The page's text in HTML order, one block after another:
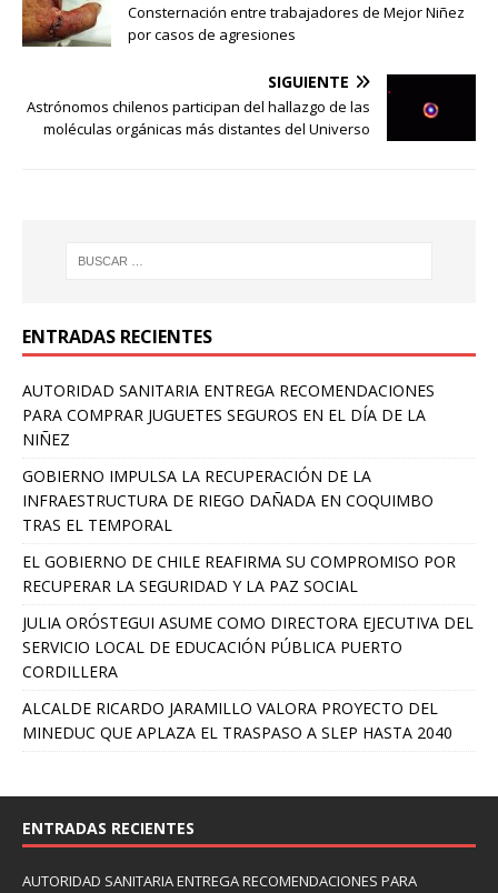
Consternación entre trabajadores de Mejor Niñez
por casos de agresiones
SIGUIENTE
Astrónomos chilenos participan del hallazgo de las
moléculas orgánicas más distantes del Universo
ENTRADAS RECIENTES
AUTORIDAD SANITARIA ENTREGA RECOMENDACIONES
PARA COMPRAR JUGUETES SEGUROS EN EL DÍA DE LA
NIÑEZ
GOBIERNO IMPULSA LA RECUPERACIÓN DE LA
INFRAESTRUCTURA DE RIEGO DAÑADA EN COQUIMBO
TRAS EL TEMPORAL
EL GOBIERNO DE CHILE REAFIRMA SU COMPROMISO POR
RECUPERAR LA SEGURIDAD Y LA PAZ SOCIAL
JULIA ORÓSTEGUI ASUME COMO DIRECTORA EJECUTIVA DEL
SERVICIO LOCAL DE EDUCACIÓN PÚBLICA PUERTO
CORDILLERA
ALCALDE RICARDO JARAMILLO VALORA PROYECTO DEL
MINEDUC QUE APLAZA EL TRASPASO A SLEP HASTA 2040
ENTRADAS RECIENTES
AUTORIDAD SANITARIA ENTREGA RECOMENDACIONES PARA